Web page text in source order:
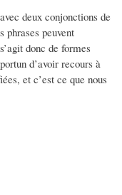
deux conjonctions de
phrases peuvent
donc de formes
d’avoir recours à
et c’est ce que nous